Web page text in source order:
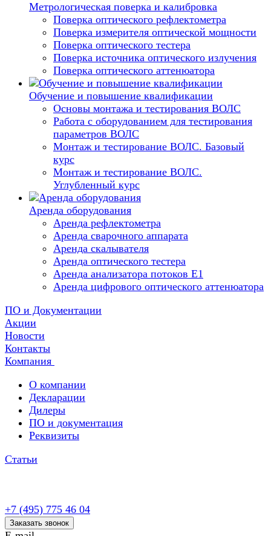
Метрологическая поверка и калибровка
Поверка оптического рефлектометра
Поверка измерителя оптической мощности
Поверка оптического тестера
Поверка источника оптического излучения
Поверка оптического аттенюатора
Обучение и повышение квалификации
Основы монтажа и тестирования ВОЛС
Работа с оборудованием для тестирования
параметров ВОЛС
Монтаж и тестирование ВОЛС. Базовый
курс
Монтаж и тестирование ВОЛС.
Углубленный курс
Аренда оборудования
Аренда рефлектометра
Аренда сварочного аппарата
Аренда скалывателя
Аренда оптического тестера
Аренда анализатора потоков Е1
Аренда цифрового оптического аттенюатора
ПО и Документации
Акции
Новости
Контакты
Компания
О компании
Декларации
Дилеры
ПО и документация
Реквизиты
Статьи
+7 (495) 775 46 04
Заказать звонок